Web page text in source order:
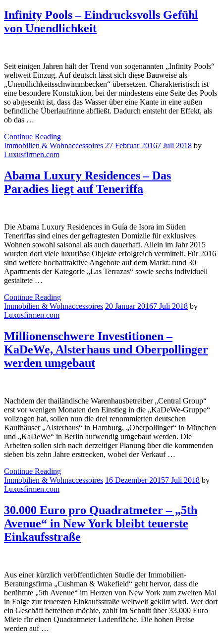
Infinity Pools – Eindrucksvolls Gefühl
von Unendlichkeit
Seit einigen Jahren hält der Trend von sogenannten „Infinity Pools“
weltweit Einzug. Auf deutsch lässt sich diese Bauweise als
„Unendlichkeitsschwimmbecken“ übersetzen. Charakteristisch ist
eine besondere Konstuktion, bei der mindestens eine Seite des Pools
so abgesenkt ist, dass das Wasser über eine Kante in eine außen
befindliche Überlaufrinne abfließt. Dadurch entsteht der Effekt, als
ob das …
Continue Reading
Immobilien & Wohnaccessoires 27 Februar 20167 Juli 2018 by
Luxusfirmen.com
Abama Luxury Residences – Das
Paradies liegt auf Teneriffa
Die Abama Luxury Residences in Guía de Isora im Süden
Teneriffas sind eines der gefragtesten Domizile für exklusives
Wohnen sowohl saisonal als auch dauerhaft. Allein im Jahr 2015
wurden dort viele luxuriöse Objekte erfolgreich vermittelt. Für 2016
sind weitere hochattraktive Angebote auf dem Markt: rund 30
Apartments der Kategorie „Las Terrazas“ sowie sechs individuell
gestaltete …
Continue Reading
Immobilien & Wohnaccessoires 20 Januar 20167 Juli 2018 by
Luxusfirmen.com
Millionenschwere Investitionen –
KaDeWe, Alsterhaus und Oberpollinger
werden umgebaut
Nachdem der thailändische Warenhausbetreiber „Central Group“
erst vor wenigen Monaten den Einstieg in die „KaDeWe-Gruppe“
vollzogen hat, sollen nun die drei renommierten deutschen
Kaufhäuser „Alsterhaus“ in Hamburg, „Oberpollinger“ in München
und „KaDeWe“ in Berlin aufwendig umgebaut werden. Die
Arbeiten sollen sich nach derzeitiger Planung über die kommenden
sieben bis zehn Jahre erstrecken, wobei der Verkauf …
Continue Reading
Immobilien & Wohnaccessoires 16 Dezember 20157 Juli 2018 by
Luxusfirmen.com
30.000 Euro pro Quadratmeter – „5th
Avenue“ in New York bleibt teuerste
Einkaufsstraße
Aus einer kürzlich veröffentlichten Studie der Immobilien-
Beratungsfirma „Cushman & Wakefield“ geht hervor, dass die
berühmte „5th Avenue“ im Herzen von New York zum zweiten Mal
in Folge zur teuersten Einkaufsstraße weltweit gekürt wird. Wer dort
ein Geschäft betreiben möchte, zahlt im Schnitt über 33.000 Euro
Miete für einen Quadratmeter Ladenfläche. Die hohen Preise
werden auf …